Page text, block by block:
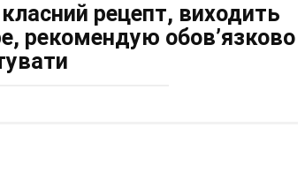
рецепт, виходить
рекомендую обов’язково